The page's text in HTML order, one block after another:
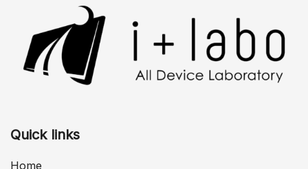
Quick links
Home